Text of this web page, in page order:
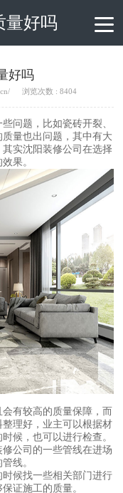
量好吗
好吗
浏览次数 : 8404
问题，比如瓷砖开裂、
量也出问题，其中有大
实沈阳装修公司在选择
果。
有较高的质量保障，而
理好，业主可以根据材
候，也可以进行检查。
公司的一些管线在进场
线。
候找一些相关部门进行
证施工的质量。